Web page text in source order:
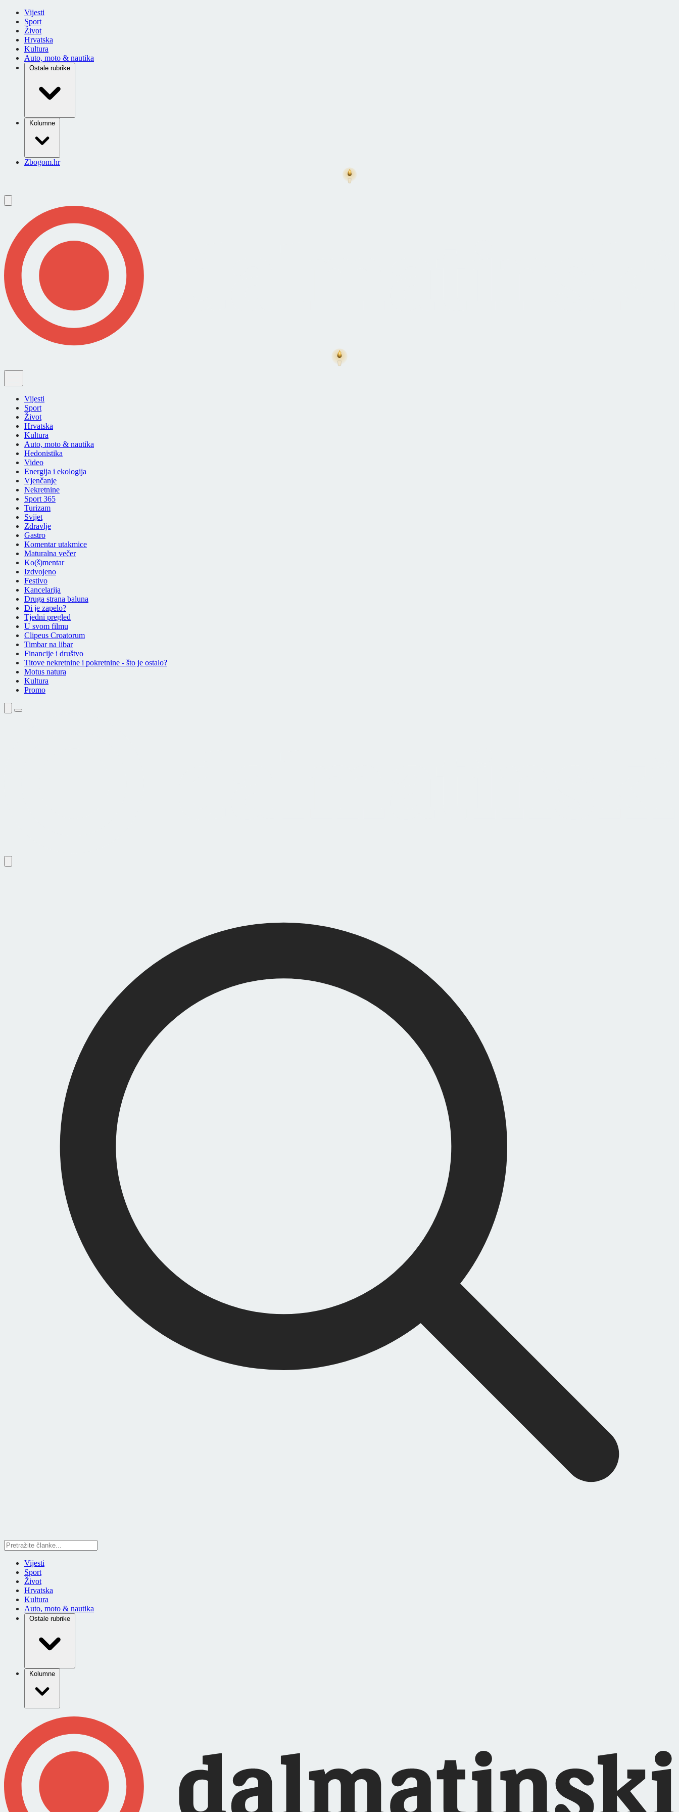
Vijesti
Sport
Život
Hrvatska
Kultura
Auto, moto & nautika
Ostale rubrike
Kolumne
Zbogom.hr
Vijesti
Sport
Život
Hrvatska
Kultura
Auto, moto & nautika
Hedonistika
Video
Energija i ekologija
Vjenčanje
Nekretnine
Sport 365
Turizam
Svijet
Zdravlje
Gastro
Komentar utakmice
Maturalna večer
Ko(š)mentar
Izdvojeno
Festivo
Kancelarija
Druga strana baluna
Di je zapelo?
Tjedni pregled
U svom filmu
Clipeus Croatorum
Timbar na libar
Financije i društvo
Titove nekretnine i pokretnine - što je ostalo?
Motus natura
Kultura
Promo
Vijesti
Sport
Život
Hrvatska
Kultura
Auto, moto & nautika
Ostale rubrike
Kolumne